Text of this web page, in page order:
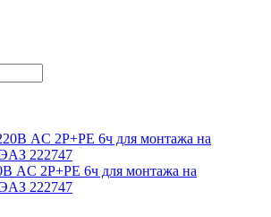
AC 2P+PE 6ч для монтажа на
222747